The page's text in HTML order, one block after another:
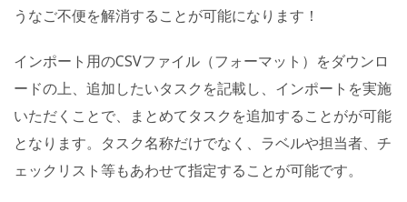
うなご不便を解消することが可能になります！
インポート用のCSVファイル（フォーマット）をダウンロ
ードの上、追加したいタスクを記載し、インポートを実施
いただくことで、まとめてタスクを追加することがが可能
となります。タスク名称だけでなく、ラベルや担当者、チ
ェックリスト等もあわせて指定することが可能です。